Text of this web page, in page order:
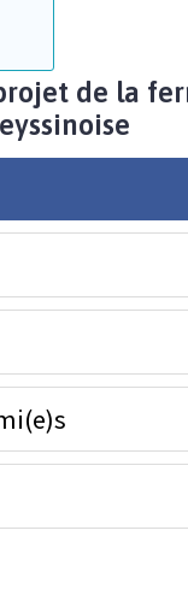
de la